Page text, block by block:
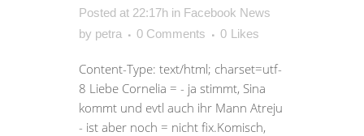
Posted at 22:17h in Facebook News
by petra 0 Comments 0 Likes
Content-Type: text/html; charset=utf-
8 Liebe Cornelia = - ja stimmt, Sina
kommt und evtl auch ihr Mann Atreju
- ist aber noch = nicht fix.Komisch,